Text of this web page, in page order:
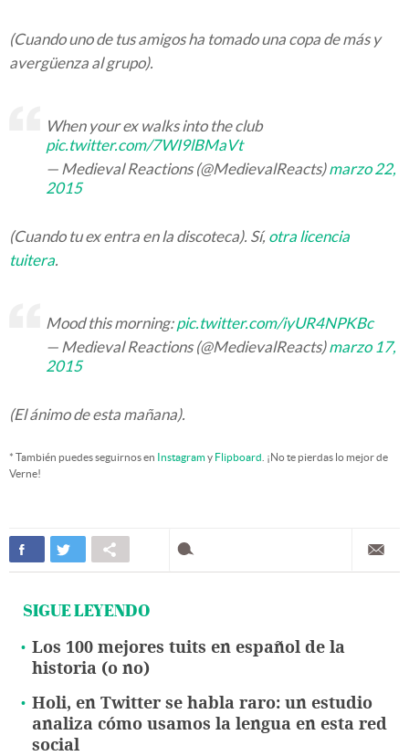
(Cuando uno de tus amigos ha tomado una copa de más y
avergüenza al grupo).
When your ex walks into the club
pic.twitter.com/7WI9lBMaVt
— Medieval Reactions (@MedievalReacts)marzo 22,
2015
(Cuando tu ex entra en la discoteca). Sí, otra licencia
tuitera.
Mood this morning:pic.twitter.com/iyUR4NPKBc
— Medieval Reactions (@MedievalReacts)marzo 17,
2015
(El ánimo de esta mañana).
* También puedes seguirnos en Instagramy Flipboard . ¡No te pierdas lo mejor de
Verne!
SIGUE LEYENDO
Los 100 mejores tuits en español de la
historia (o no)
Holi, en Twitter se habla raro: un estudio
analiza cómo usamos la lengua en esta red
social